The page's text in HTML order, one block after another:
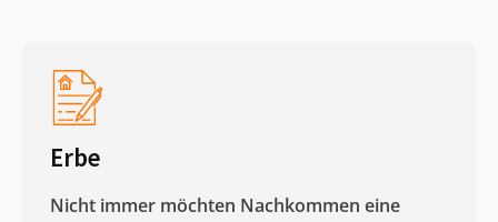
Erbe
Nicht immer möchten Nachkommen eine